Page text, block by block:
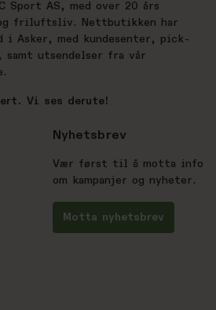
Sport AS, med over 20 års
friluftsliv. Nettbutikken har
i Asker, med kundesenter, pick-
samt utsendelser fra vår
Vi ses derute!
Nyhetsbrev
Vær først til å motta info
om kampanjer og nyheter.
Motta nyhetsbrev